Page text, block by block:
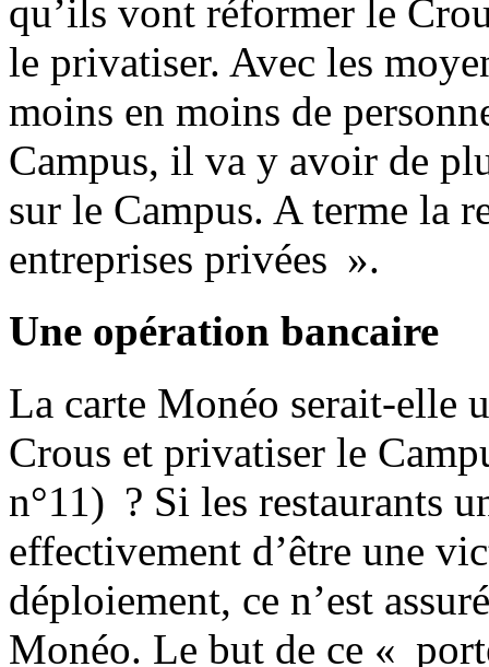
qu’ils vont réformer le
le privatiser. Avec les
moins en moins de
Campus, il va y avoir de
sur le Campus. A terme la
entreprises privées ».
Une opération bancaire
La carte Monéo serait-elle
Crous et privatiser le
n°11) ? Si les restaurants
effectivement d’être une
déploiement, ce n’est
Monéo. Le but de ce «